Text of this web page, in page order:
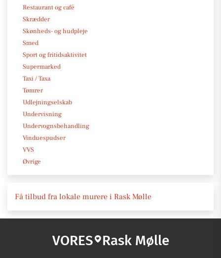
Restaurant og café
Skrædder
Skønheds- og hudpleje
Smed
Sport og fritidsaktivitet
Supermarked
Taxi / Taxa
Tømrer
Udlejningselskab
Undervisning
Undervognsbehandling
Vinduespudser
VVS
Øvrige
Få tilbud fra lokale murere i Rask Mølle
VORES Rask Mølle